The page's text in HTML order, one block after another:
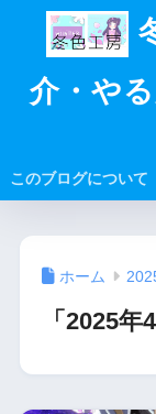
介・や
このブログについて
ホーム
「2025